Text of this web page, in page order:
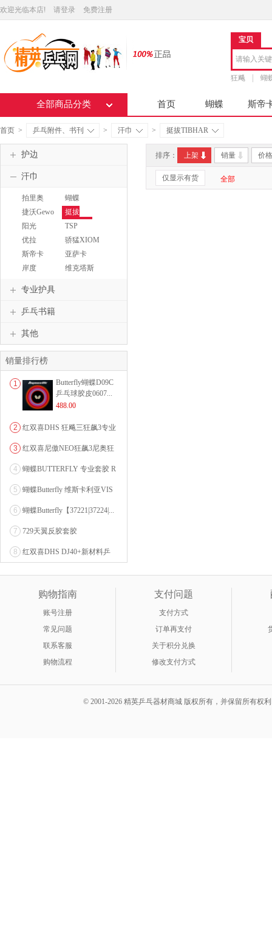
欢迎光临本店! 请登录 免费注册
宝贝
狂飚 蝴
全部商品分类 首页 蝴蝶 斯帝
首页 > 乒乓附件、书刊 > 汗巾 > 挺拔TIBHAR
排序： 上架 销量 价格
仅显示有货 全部
护边
汗巾
拍里奥
PALIO
蝴蝶
BUTTERFLY
捷沃Gewo
挺拔
TIBHAR
阳光
SUNFLEX
TSP
优拉
JOOLA
骄猛XIOM
斯帝卡
STIGA
亚萨卡
Yasaka
岸度
维克塔斯
专业护具
乒乓书籍
其他
销量排行榜
1
Butterfly蝴蝶D09C
乒乓球胶皮0607...
488.00
2
红双喜DHS 狂飚三狂飙3专业
3
红双喜尼傲NEO狂飙3尼奥狂
4
蝴蝶BUTTERFLY 专业套胶 R
5
蝴蝶Butterfly 维斯卡利亚VIS
6
蝴蝶Butterfly【37221|37224|...
7 729天翼反胶套胶
8
红双喜DHS DJ40+新材料乒
乓球 WTT系列...
购物指南
账号注册
常见问题
联系客服
购物流程
支付问题
支付方式
订单再支付
关于积分兑换
修改支付方式
© 2001-2026 精英乒乓器材商城 版权所有，并保留所有权